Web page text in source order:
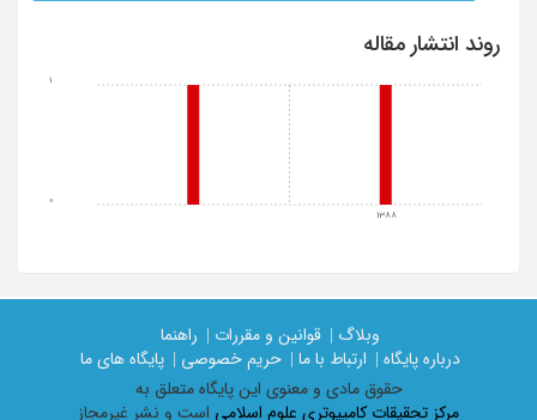
روند انتشار مقاله
1388
0
1
وبلاگ | قوانین و مقررات |
راهنما
درباره پایگاه |
ارتباط با ما | حریم خصوصی |
پایگاه های ما
حقوق مادی و معنوی اين پايگاه متعلق به
مرکز تحقیقات کامپیوتری علوم اسلامی است و نشر غیرمجاز